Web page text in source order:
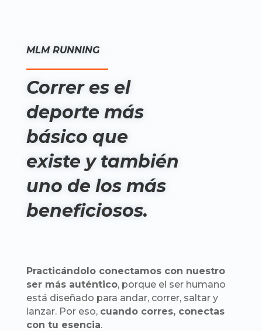
MLM RUNNING
Correr es el
deporte más
básico que
existe y también
uno de los más
beneficiosos.
Practicándolo conectamos con nuestro
ser más auténtico, porque el ser humano
está diseñado para andar, correr, saltar y
lanzar. Por eso, cuando corres, conectas
con tu esencia.